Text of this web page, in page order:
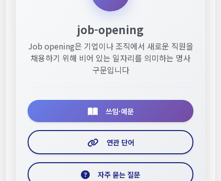
job-opening
Job opening은 기업이나 조직에서 새로운 직원을
채용하기 위해 비어 있는 일자리를 의미하는 명사
구문입니다
쓰임·예문
연관 단어
자주 묻는 질문